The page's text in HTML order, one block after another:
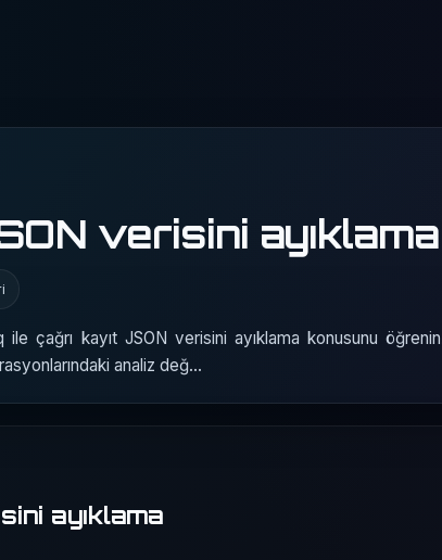
verisini ayıklama
çağrı kayıt JSON verisini ayıklama konusunu
analiz değ…
ayıklama